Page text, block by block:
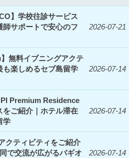
】学校往診サービス
師サポートで安心のフ
2026-07-21
】無料イブニングアクテ
も楽しめるセブ島留学
2026-07-14
Premium Residence
をご紹介｜ホテル滞在
学
2026-07-14
クティビティをご紹介
で交流が広がるバギオ
2026-07-14